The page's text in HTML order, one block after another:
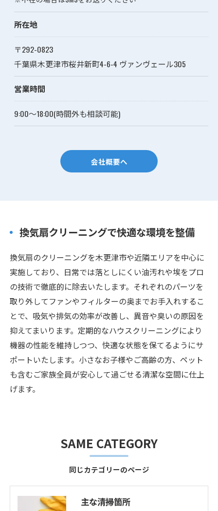
所在地
〒292-0823
千葉県木更津市桜井新町4-6-4 ヴァンヴェール305
営業時間
9:00～18:00(時間外も相談可能)
会社概要へ
換気扇クリーニングで快適な環境を整備
換気扇のクリーニングを木更津市や近隣エリアを中心に
実施しており、日常では落としにくい油汚れや埃をプロ
の技術で徹底的に除去いたします。それぞれのパーツを
取り外してファンやフィルターの奥までお手入れするこ
とで、吸気や排気の効率が改善し、異音や臭いの原因を
抑えてまいります。定期的なハウスクリーニングにより
機器の性能を維持しつつ、快適な状態を保てるようにサ
ポートいたします。小さなお子様やご高齢の方、ペット
も含むご家族全員が安心して過ごせる清潔な空間に仕上
げます。
同じカテゴリーのページ
SAME CATEGORY
主な清掃箇所